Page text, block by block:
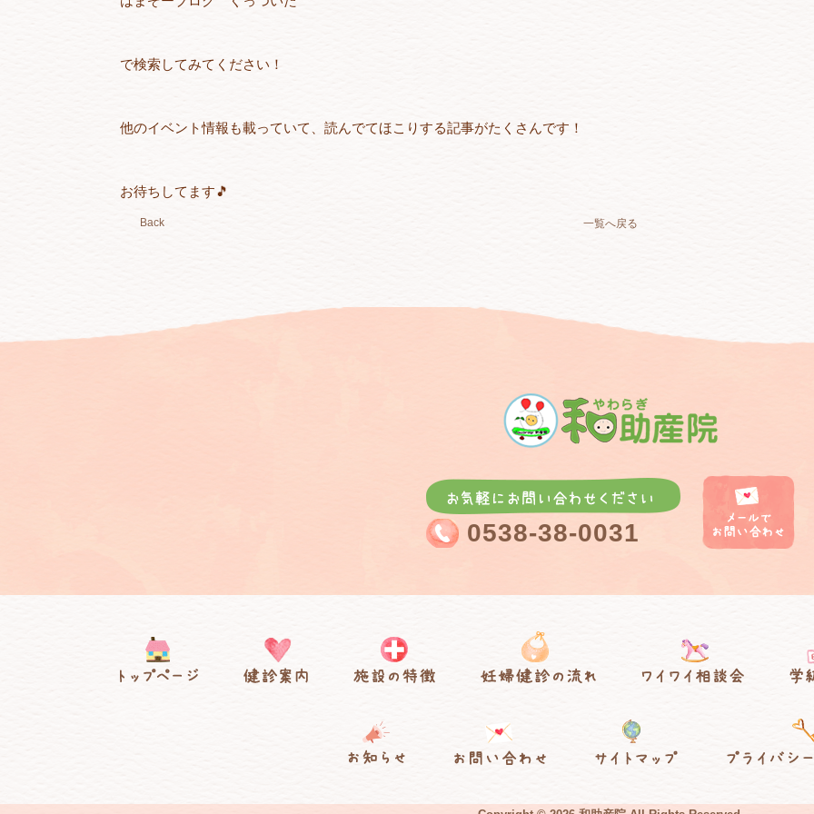
で検索してみてください！
他のイベント情報も載っていて、読んでてほこりする記事がたくさんです！
お待ちしてます🎵
Back 一覧へ戻る
0538-38-0031